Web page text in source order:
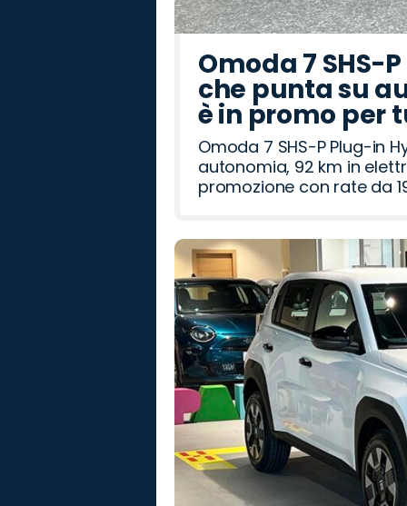
Omoda 7 SHS-
che punta su
è in promo per
Omoda 7 SHS-P Plug-in
autonomia, 92 km in
promozione con rate da